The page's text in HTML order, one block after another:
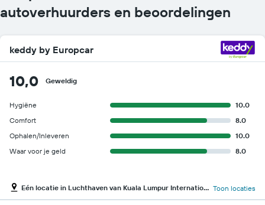
autoverhuurders en beoordelingen
keddy by Europcar
10,0 Geweldig
Hygiëne
10.0
Comfort
8.0
Ophalen/Inleveren
10.0
Waar voor je geld
8.0
Eén locatie in Luchthaven van Kuala Lumpur Internationaal Toon locaties